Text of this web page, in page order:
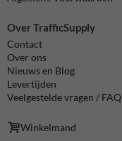
Over TrafficSupply
Contact
Over ons
Nieuws en Blog
Levertijden
Veelgestelde vragen / FAQ
Winkelmand